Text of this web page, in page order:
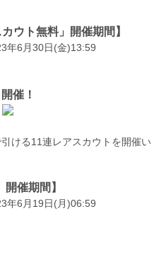
ウト無料」開催期間】
年6月30日(金)13:59
催！
ける11連レアスカウトを開催い
開催期間】
年6月19日(月)06:59